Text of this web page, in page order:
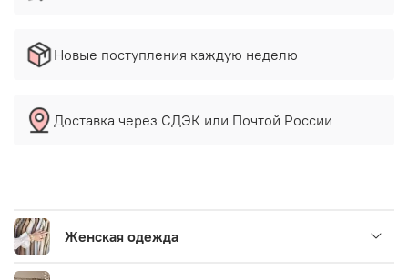
Новые поступления каждую неделю
Доставка через СДЭК или Почтой России
Женская одежда